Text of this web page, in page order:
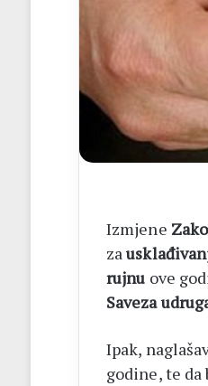
Izmjene
za
rujnu ove
Saveza
Ipak,
godine, te